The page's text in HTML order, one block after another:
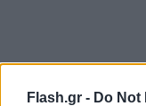
Flash.gr - Do